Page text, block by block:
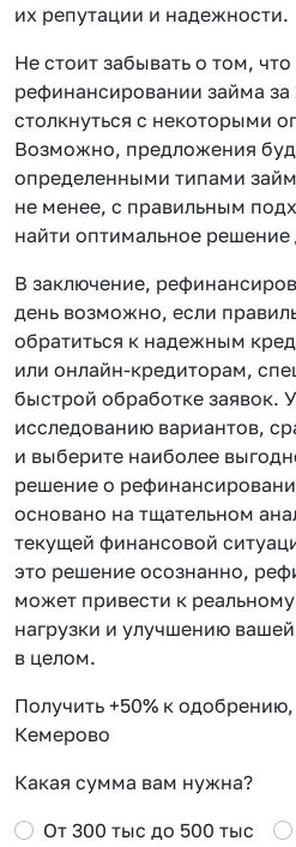
их репутации и надежности.
Не стоит забывать о том,
рефинансировании займа
столкнуться с некоторыми
Возможно, предложения
определенными типами
не менее, с правильным
найти оптимальное решение
В заключение,
день возможно, если
обратиться к надежным
или онлайн-кредиторам,
быстрой обработке заявок.
исследованию вариантов,
и выберите наиболее
решение о
основано на тщательном
текущей финансовой
это решение осознанно,
может привести к
нагрузки и улучшению
в целом.
Получить +50% к
Кемерово
Какая сумма вам нужна?
От 300 тыс до 500 тыс